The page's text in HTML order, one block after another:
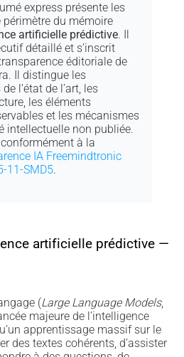
express présente les
du mémoire
artificielle prédictive. Il
détaillé et s’inscrit
éditoriale de
Il distingue les
l’état de l’art, les
les éléments
et les mécanismes
intellectuelle non publiée.
à la
IA Freemindtronic
11-SMD5.
artificielle prédictive —
(Large Language Models,
majeure de l’intelligence
apprentissage massif sur le
des textes cohérents, d’assister